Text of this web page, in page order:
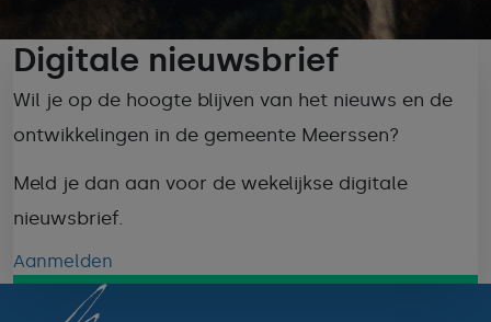
Digitale nieuwsbrief
Wil je op de hoogte blijven van het nieuws en de
ontwikkelingen in de gemeente Meerssen?
Meld je dan aan voor de wekelijkse digitale
nieuwsbrief.
Aanmelden